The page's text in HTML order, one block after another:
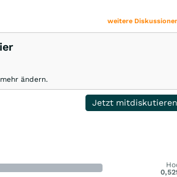
weitere
ändern.
Jetzt mitdiskutieren